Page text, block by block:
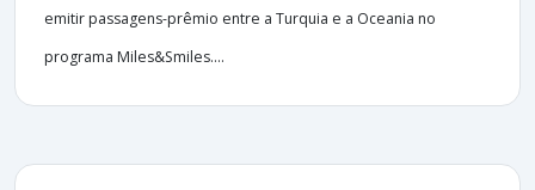
emitir passagens-prêmio entre a Turquia e a Oceania no
programa Miles&Smiles....